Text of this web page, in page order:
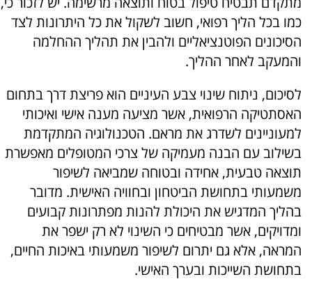
כמו בכל הליך רפואי, חשוב לשקול את כל היתרונות לצד
הסיכונים הפוטנציאליים ולהבין את תהליך ההחלמה
והמעקב לאחר ההליך.
לסיכום, ניתוח שינוי צבע העיניים הוא פריצת דרך בתחום
האסתטיקה הרפואית, אשר מציעה מענה אישי ואיכותי
למעוניינים לשדרג את מראם. הטכנולוגיה המתקדמת
בשילוב עם הבנה מעמיקה של צרכי המטופלים מאפשרת
תוצאה טבעית, אחידה ובטוחה שמביאה לשיפור
משמעותי בתחושת הביטחון ובחוויה האישית. מדובר
בהליך המדגיש את היכולת להנות מפתרונות קבועים
ומדויקים, אשר מבטיחים כי השינוי לא רק ישפר את
המראה, אלא גם יתרום לשיפור משמעותי באיכות החיים,
בתחושת השייכות ובערך האישי.